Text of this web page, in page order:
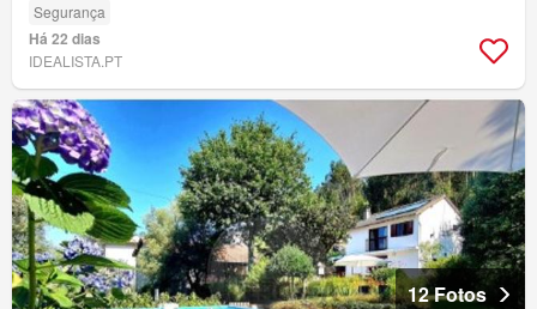
Segurança
Há 22 dias
IDEALISTA.PT
12 Fotos